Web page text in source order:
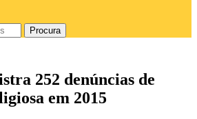
Procura
252 denúncias de
em 2015